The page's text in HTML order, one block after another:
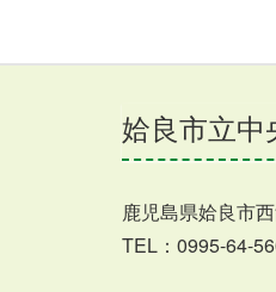
姶良市立中
鹿児島県姶良市
TEL：0995-64-